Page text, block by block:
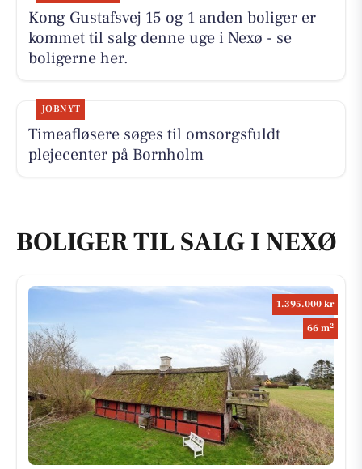
Kong Gustafsvej 15 og 1 anden boliger er
kommet til salg denne uge i Nexø - se
boligerne her.
JOBNYT
Timeafløsere søges til omsorgsfuldt
plejecenter på Bornholm
BOLIGER TIL SALG I NEXØ
1.395.000 kr
66 m2